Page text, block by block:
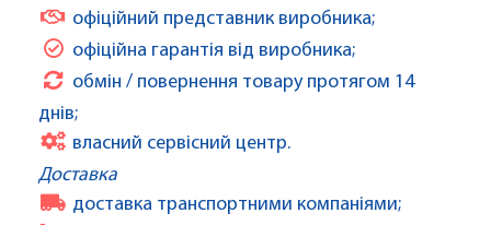
офіційний представник виробника;
офіційна гарантія від виробника;
обмін / повернення товару протягом 14
днів;
власний сервісний центр.
Доставка
доставка транспортними компаніями;